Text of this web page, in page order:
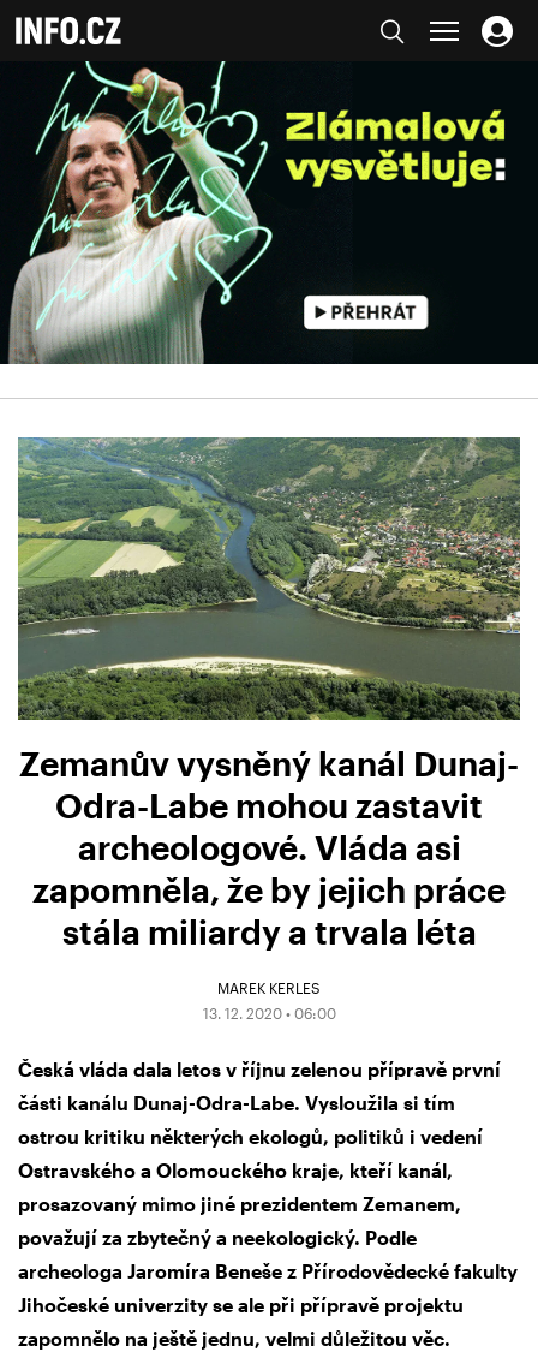
Zemanův vysněný kanál Dunaj-
Odra-Labe mohou zastavit
archeologové. Vláda asi
zapomněla, že by jejich práce
stála miliardy a trvala léta
MAREK KERLES
13. 12. 2020 • 06:00
Česká vláda dala letos v říjnu zelenou přípravě první
části kanálu Dunaj-Odra-Labe. Vysloužila si tím
ostrou kritiku některých ekologů, politiků i vedení
Ostravského a Olomouckého kraje, kteří kanál,
prosazovaný mimo jiné prezidentem Zemanem,
považují za zbytečný a neekologický. Podle
archeologa Jaromíra Beneše z Přírodovědecké fakulty
Jihočeské univerzity se ale při přípravě projektu
zapomnělo na ještě jednu, velmi důležitou věc.